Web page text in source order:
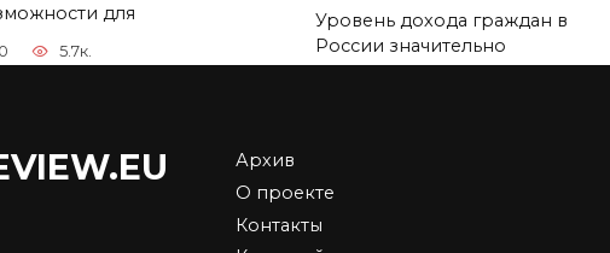
для
0 5.7к.
Уровень дохода граждан в
России значительно
отличается
Архив
О проекте
Контакты